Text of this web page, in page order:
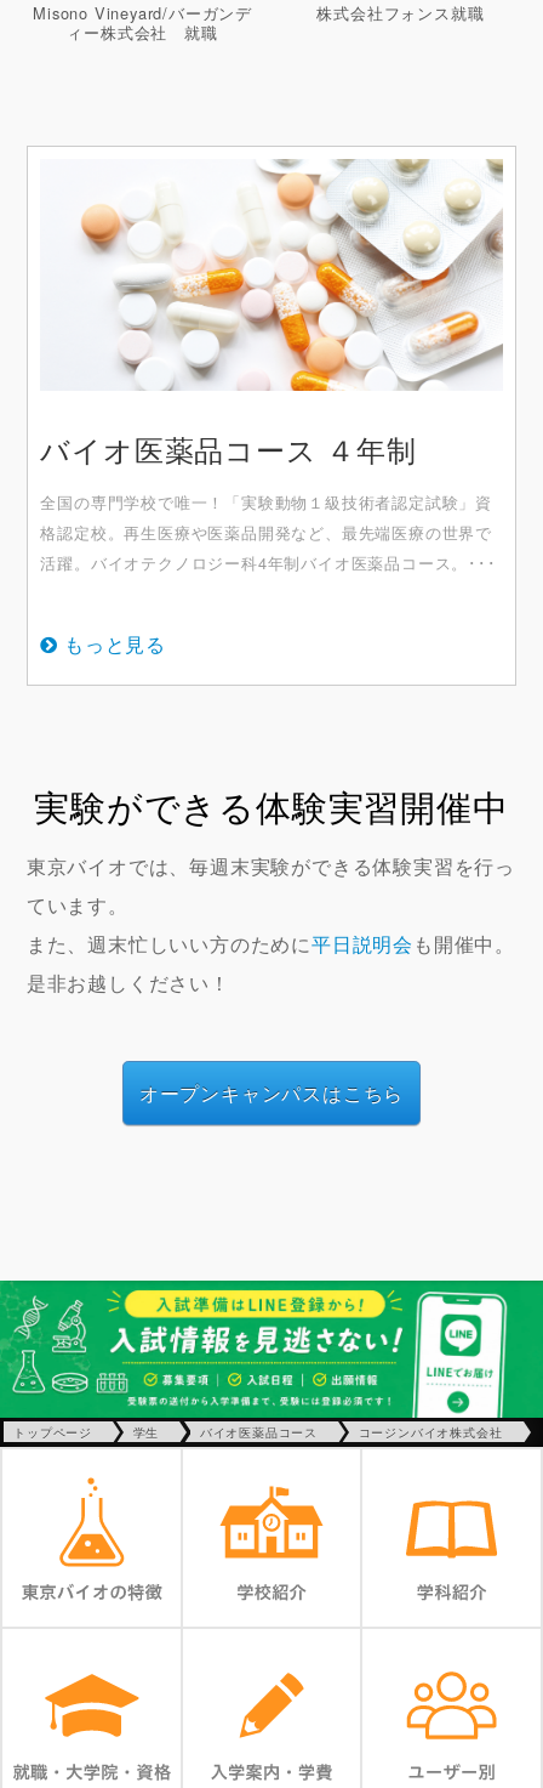
Misono Vineyard/バーガンデ
ィー株式会社 就職
株式会社フォンス就職
バイオ医薬品コース ４年制
全国の専門学校で唯一！「実験動物１級技術者認定試験」資
格認定校。再生医療や医薬品開発など、最先端医療の世界で
活躍。バイオテクノロジー科4年制バイオ医薬品コース。･･･
もっと見る
実験ができる体験実習開催中
東京バイオでは、毎週末実験ができる体験実習を行っ
ています。
また、週末忙しいい方のために平日説明会 も開催中。
是非お越しください！
オープンキャンパスはこちら
トップページ 学生 バイオ医薬品コース コージンバイオ株式会社